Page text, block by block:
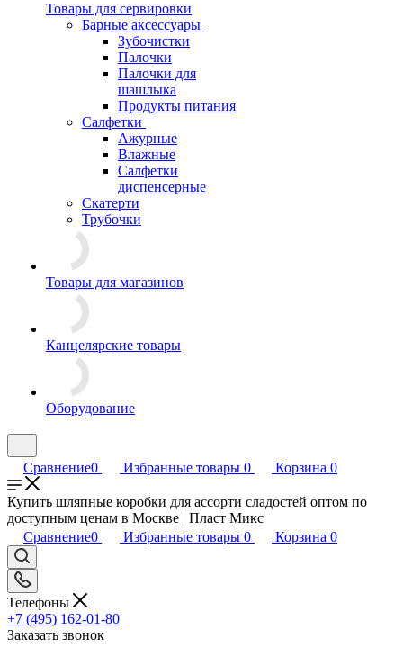
Товары для сервировки
Барные аксессуары
Зубочистки
Палочки
Палочки для
шашлыка
Продукты питания
Салфетки
Ажурные
Влажные
Салфетки
диспенсерные
Скатерти
Трубочки
Товары для магазинов
Канцелярские товары
Оборудование
Сравнение0 Избранные товары 0 Корзина 0
Купить шляпные коробки для ассорти сладостей оптом по
доступным ценам в Москве | Пласт Микс
Сравнение0 Избранные товары 0 Корзина 0
Телефоны
+7 (495) 162-01-80
Заказать звонок